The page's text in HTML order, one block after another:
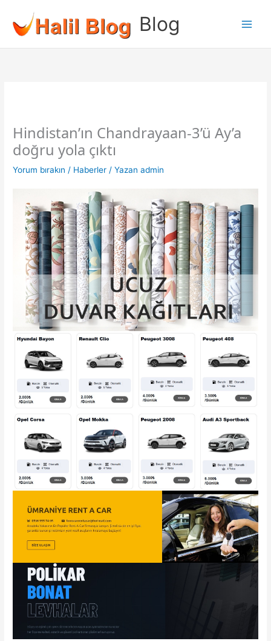
Blog
Hindistan’ın Chandrayaan-3’ü Ay’a
doğru yola çıktı
Yorum bırakın / Haberler / Yazan admin